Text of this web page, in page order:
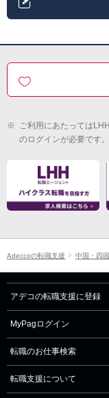
※ ご利用にあたっては
のログインが必要です。
Adeccoの転職支援 中国・四国
アデコの転職支援に登録
MyPagログイン
転職のお仕事検索
転職支援について